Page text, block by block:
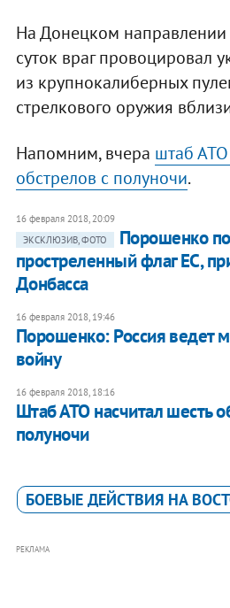
На Донецком направлении
суток враг провоцировал
из крупнокалиберных
стрелкового оружия
Напомним, вчера штаб АТО
обстрелов с полуночи.
16 февраля 2018, 20:09
ЭКСКЛЮЗИВ, ФОТО
Порошенко
простреленный флаг ЕС,
Донбасса
16 февраля 2018, 19:46
Порошенко: Россия ведет
войну
16 февраля 2018, 18:16
Штаб АТО насчитал шесть
полуночи
БОЕВЫЕ ДЕЙСТВИЯ НА
РЕКЛАМА